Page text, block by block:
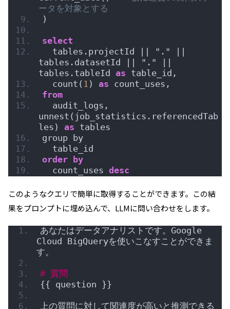
ータを対象とする
)
select
  tables.projectId || "." ||
tables.datasetId || "." ||
tables.tableId as table_id,
  count(
1 ) as count_uses,
from
  audit_logs,
unnest(job_statistics.referencedTab
les) as tables
group by
  table_id
order by
  count_uses
desc
このようなクエリで簡単に取得することができます。この結
果をプロンプトに埋め込んで、LLMに問い合わせをします。
あなたはデータアナリストです。Google
Cloud BigQueryを使いこなすことができま
す。
# 質問
{{ question }}
上の質問に対して関連度が高いと推測できる